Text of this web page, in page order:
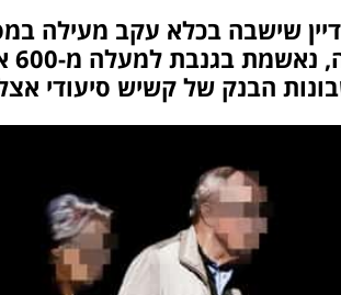
שישבה בכלא עקב מעילה
הבנק של קשיש סיעודי